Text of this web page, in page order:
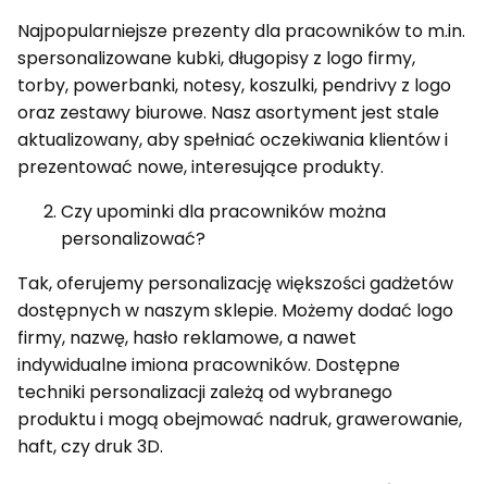
Najpopularniejsze prezenty dla pracowników to m.in.
spersonalizowane kubki, długopisy z logo firmy,
torby, powerbanki, notesy, koszulki, pendrivy z logo
oraz zestawy biurowe. Nasz asortyment jest stale
aktualizowany, aby spełniać oczekiwania klientów i
prezentować nowe, interesujące produkty.
Czy upominki dla pracowników można
personalizować?
Tak, oferujemy personalizację większości gadżetów
dostępnych w naszym sklepie. Możemy dodać logo
firmy, nazwę, hasło reklamowe, a nawet
indywidualne imiona pracowników. Dostępne
techniki personalizacji zależą od wybranego
produktu i mogą obejmować nadruk, grawerowanie,
haft, czy druk 3D.